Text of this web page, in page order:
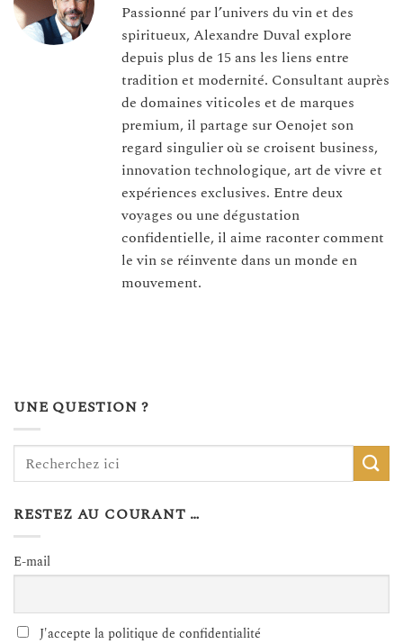
Passionné par l’univers du vin et des
spiritueux, Alexandre Duval explore
depuis plus de 15 ans les liens entre
tradition et modernité. Consultant auprès
de domaines viticoles et de marques
premium, il partage sur Oenojet son
regard singulier où se croisent business,
innovation technologique, art de vivre et
expériences exclusives. Entre deux
voyages ou une dégustation
confidentielle, il aime raconter comment
le vin se réinvente dans un monde en
mouvement.
UNE QUESTION ?
RESTEZ AU COURANT …
E-mail
J'accepte la politique de confidentialité